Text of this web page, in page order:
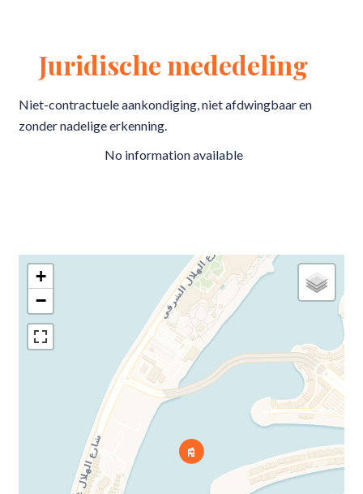
Juridische mededeling
Niet-contractuele aankondiging, niet afdwingbaar en
zonder nadelige erkenning.
No information available
+
−